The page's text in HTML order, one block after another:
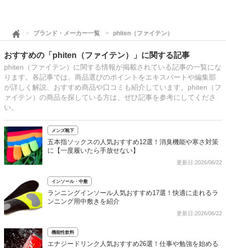
ブランド・メーカー一覧 phiten（ファイテン）
おすすめの「phiten（ファイテン）」に関する記事
phiten（ファイテン）に関する情報が掲載されている記事の一覧にな
ります。各記事では、商品選びのポイントをエキスパートや編集部
が詳しく解説、おすすめ商品や口コミも紹介しています。phiten（フ
ァイテン）の商品を探している方は、ぜひ記事を参考にしてくださ
い。
メンズ靴下
五本指ソックスの人気おすすめ12選！消臭機能や寒さ対策
に【一度履いたら手放せない】
更新日:2026/06/22
インソール・中敷
ランニングインソール人気おすすめ17選！快適に走れるラ
ンニング用中敷きを紹介
更新日:2026/06/22
機能性飲料
エナジードリンク人気おすすめ26選！仕事や勉強を始める